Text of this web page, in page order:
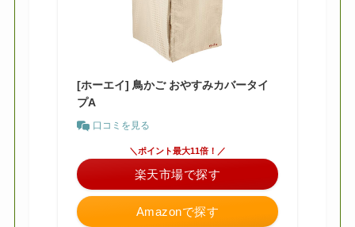
[ホーエイ] 鳥かご おやすみカバータイ
プA
口コミを見る
Amazonで探す
＼ポイント最大11倍！／
楽天市場で探す